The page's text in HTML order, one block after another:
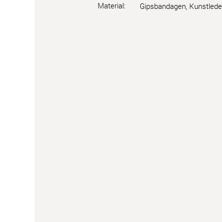
Material: Gipsbandagen,